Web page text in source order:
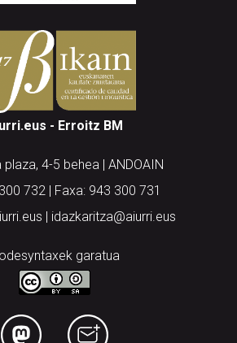
- Erroitz BM
plaza, 4-5 behea | ANDOAIN
732 | Faxa: 943 300 731
| idazkaritza@aiurri.eus
garatua